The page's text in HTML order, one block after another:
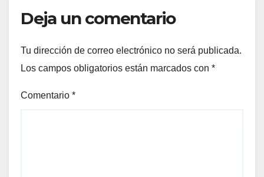
Deja un comentario
Tu dirección de correo electrónico no será publicada.
Los campos obligatorios están marcados con *
Comentario *